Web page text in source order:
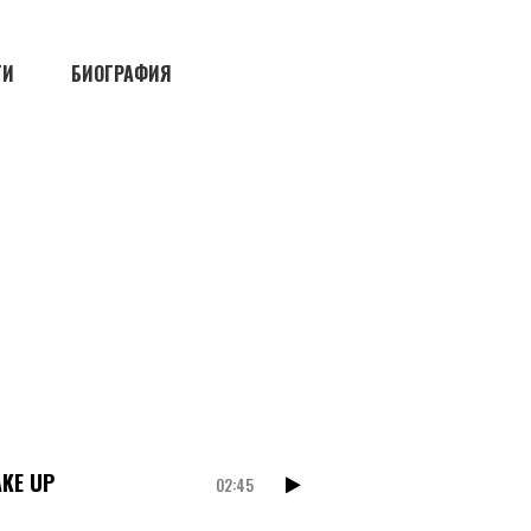
БИОГРАФИЯ
UP 02:45